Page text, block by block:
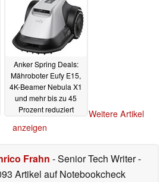
Anker Spring Deals:
Mähroboter Eufy E15,
4K-Beamer Nebula X1
und mehr bis zu 45
Prozent reduziert
Weitere Artikel
anzeigen
Frahn - Senior Tech Writer-
Artikel auf Notebookcheck